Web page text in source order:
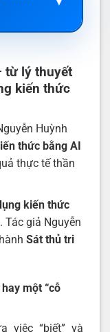
từ lý thuyết
kiến thức
Huỳnh
thức bằng AI
thực tế thần
kiến thức
giả Nguyễn
Sát thủ tri
một “cỗ
việc “biết” và